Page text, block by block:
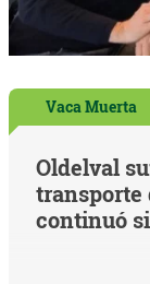
Vaca Muerta
Oldelval
transporte
continuó